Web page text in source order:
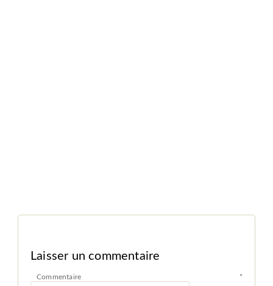
Laisser un commentaire
Commentaire *